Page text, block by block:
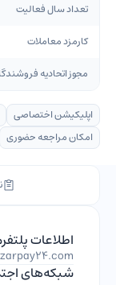
تعداد سال فعالیت
کارمزد معاملات
مجوز اتحادیه
اپلیکیشن اختصاصی
امکان مراجعه حضوری
اطلاعات
شبکه‌های